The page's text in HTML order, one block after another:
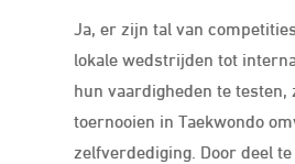
Ja, er zijn tal van
lokale wedstrijden tot
hun vaardigheden te
toernooien in Taekwondo
zelfverdediging. Door deel